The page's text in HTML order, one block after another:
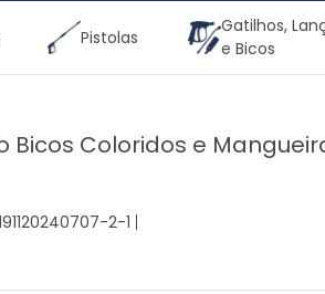
Pistolas
Gatilhos,
e Bicos
Bicos Coloridos e
2-1